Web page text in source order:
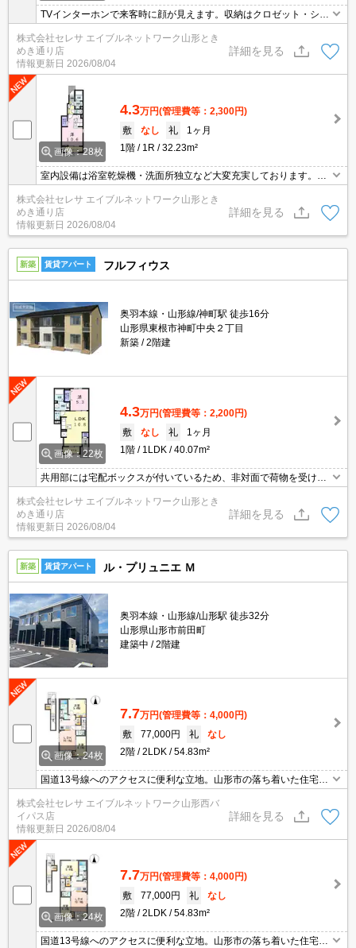
TVインターホンで来客時に顔が見えます。収納はクロゼット・シュ
ーズボックスなどが備え付けられているので、衣類や日用品の収納
に重宝します。室内設備は洗面所独立・浴室乾燥機など豊富に揃っ
ており、過ごしやすいお部屋になっております。共用部には宅配ボ
ックスが備え付けられているため、外出が多い方でも荷物を受け取
ることができます。
株式会社セレサ エイブルネットワーク山形とき
めき通り店
情報更新日 2026/08/04
詳細を見る
画像：28枚
4.3万円(管理費等：2,300円)
敷
なし 礼
1ヶ月
1階
1R 32.23m²
室内設備は浴室乾燥機・洗面所独立など大変充実しております。共
用部には宅配ボックスが備え付けられているため、好きなタイミン
グで荷物を受け取ることができます。通話ボタンを押せば相手の声
が聞けるので、会話したうえで直接会うかを決められるインターホ
ンがあります。一階にあるので人の目は気になってしまうかもしれ
ません。
株式会社セレサ エイブルネットワーク山形とき
めき通り店
情報更新日 2026/08/04
詳細を見る
新築 賃貸アパート フルフィウス
奥羽本線・山形線/神町駅 徒歩16分
山形県東根市神町中央２丁目
新築
2階建
画像：22枚
4.3万円(管理費等：2,200円)
敷
なし 礼
1ヶ月
1階
1LDK 40.07m²
共用部には宅配ボックスが付いているため、非対面で荷物を受け取
れます。ドアを開けたり直接会話しなくてもモニター越しに来訪者
を確認できるモニター付きインターホンを設置しております。室内
設備は洗面所独立・浴室乾燥機など大変充実しております。こちら
の物件はアパートです。
株式会社セレサ エイブルネットワーク山形とき
めき通り店
情報更新日 2026/08/04
詳細を見る
新築 賃貸アパート ル・プリュニエ Ｍ
奥羽本線・山形線/山形駅 徒歩32分
山形県山形市前田町
建築中
2階建
画像：24枚
7.7万円(管理費等：4,000円)
敷
77,000円 礼
なし
2階
2LDK 54.83m²
国道13号線へのアクセスに便利な立地。山形市の落ち着いた住宅街
です。 経済的な都市ガス採用。充実の設備、洗練されたデザインで
暮らす高機能アパート
株式会社セレサ エイブルネットワーク山形西バ
イパス店
情報更新日 2026/08/04
詳細を見る
画像：24枚
7.7万円(管理費等：4,000円)
敷
77,000円 礼
なし
2階
2LDK 54.83m²
国道13号線へのアクセスに便利な立地。山形市の落ち着いた住宅街